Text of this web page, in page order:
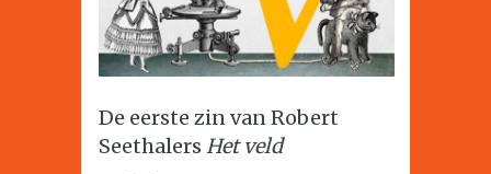
De eerste zin van Robert
Seethalers Het veld